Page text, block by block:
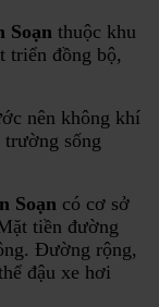
Soạn thuộc khu
triển đồng bộ,
nên không khí
sống
Soạn có cơ sở
tiền đường
Đường rộng,
đậu xe hơi